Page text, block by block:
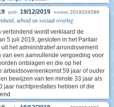
pub. 19/12/2019 numac 2019204599
arbeid en sociaal overleg
wordt verklaard de
5 juli 2019, gesloten in het Paritair
het administratief arrondissement
van een aanvullende vergoeding voor
ontslagen en die op het
59 jaar of ouder
bewijzen van ten minste 33 jaar als
jaar nachtprestaties hebben of die